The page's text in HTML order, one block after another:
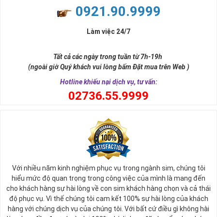
nay, Viettel có số thuê bao gần như lớn nhất trong các nhà
mãi hấp dẫn, với mức giá vô cùng hợp lý phù hợp với nhiều đối
Đó là lý do Viettel luôn khiến người sử dụng của mình hài lòng
vì sự tiện lợi hàng ngày trong cuộc sống của mình.
Từ sau ngày 15/9/2018 nhà mạng này sở hữu 12 đầu số dành
cho các thuê bao di động và 21 đầu số điện thoại cố định,
Tất cả các đầu số như sau: 4 đầu số 10 số cũ 096, 097, 098,
086 và 8 đầu số 10 số chuyển từ 11 số về là 032, 033, 034,
035, 036, 037, 038, 039.
Sim Năm Sinh Viettel sẽ có các đầu số trên và những
năm sinh ở đuôi như: 0967.3.5.2011, 0328.4.4.2009,
0921.90.9999
Làm việc 24/7
Tất cả các ngày trong tuần từ 7h-19h
(ngoài giờ Quý khách vui lòng bấm Đặt mua trên Web )
Hotline khiếu nại dịch vụ, tư vấn:
02736.55.9999
Với nhiều năm kinh nghiệm phục vụ trong ngành sim, chúng tôi
hiểu mức độ quan trọng trong công việc của mình là mang đến
cho khách hàng sự hài lòng về con sim khách hàng chọn và cả thái
độ phục vụ. Vì thế chúng tôi cam kết 100% sự hài lòng của khách
hàng với chúng dịch vụ của chúng tôi. Với bất cứ điều gì không hài